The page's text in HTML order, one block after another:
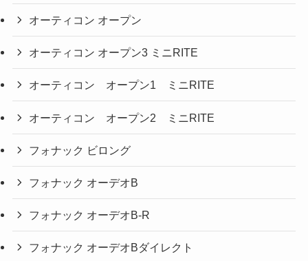
オーティコン オープン
オーティコン オープン3 ミニRITE
オーティコン オープン1 ミニRITE
オーティコン オープン2 ミニRITE
フォナック ビロング
フォナック オーデオB
フォナック オーデオB-R
フォナック オーデオBダイレクト